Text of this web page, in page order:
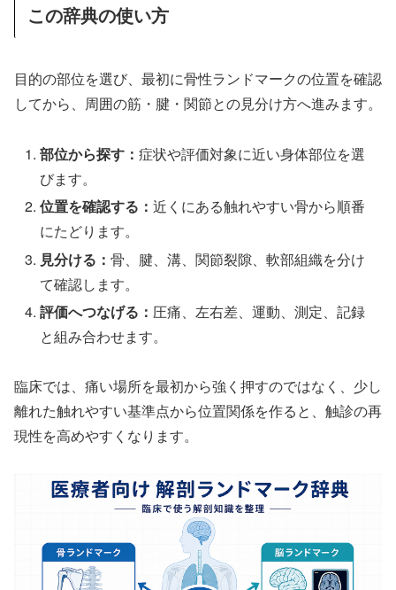
この辞典の使い方
目的の部位を選び、最初に骨性ランドマークの位置を確認
してから、周囲の筋・腱・関節との見分け方へ進みます。
部位から探す：症状や評価対象に近い身体部位を選
びます。
位置を確認する：近くにある触れやすい骨から順番
にたどります。
見分ける：骨、腱、溝、関節裂隙、軟部組織を分け
て確認します。
評価へつなげる： 圧痛、左右差、運動、測定、記録
と組み合わせます。
臨床では、痛い場所を最初から強く押すのではなく、少し
離れた触れやすい基準点から位置関係を作ると、触診の再
現性を高めやすくなります。